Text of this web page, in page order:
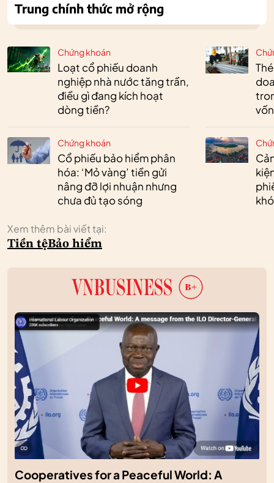
Chứng khoán
Loạt cổ phiếu doanh
nghiệp nhà nước tăng trần,
điều gì đang kích hoạt
dòng tiền?
Chứng khoán
Cổ phiếu bảo hiểm phân
hóa: ‘Mỏ vàng’ tiền gửi
nâng đỡ lợi nhuận nhưng
chưa đủ tạo sóng
vốn
Xem thêm bài viết tại:
Tiền tệBảo hiểm
Trung chính thức mở rộng
Cooperatives for a Peaceful World: A